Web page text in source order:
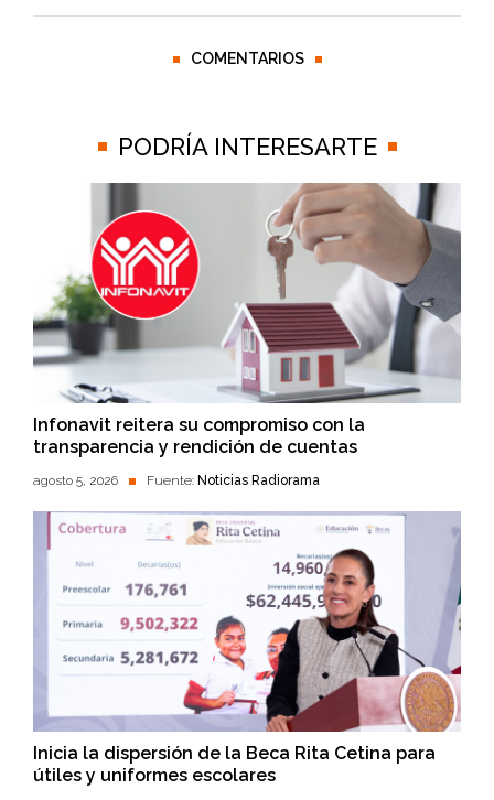
COMENTARIOS
PODRÍA INTERESARTE
Infonavit reitera su compromiso con la
transparencia y rendición de cuentas
agosto 5, 2026 Fuente: Noticias Radiorama
Inicia la dispersión de la Beca Rita Cetina para
útiles y uniformes escolares